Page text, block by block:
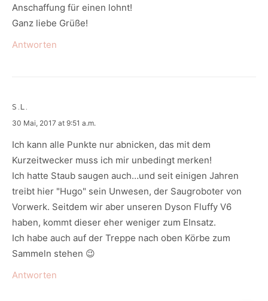
Anschaffung für einen lohnt!
Ganz liebe Grüße!
Antworten
S.L.
says:
30 Mai, 2017 at 9:51 a.m.
Ich kann alle Punkte nur abnicken, das mit dem
Kurzeitwecker muss ich mir unbedingt merken!
Ich hatte Staub saugen auch…und seit einigen Jahren
treibt hier "Hugo" sein Unwesen, der Saugroboter von
Vorwerk. Seitdem wir aber unseren Dyson Fluffy V6
haben, kommt dieser eher weniger zum EInsatz.
Ich habe auch auf der Treppe nach oben Körbe zum
Sammeln stehen 😉
Antworten